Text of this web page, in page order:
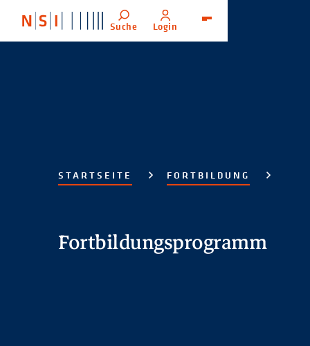
Suche Login
STARTSEITE FORTBILDUNG
Fortbildungsprogramm